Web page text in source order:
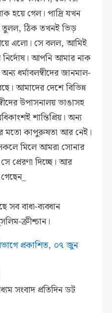
হয়ে গেল। পাদ্রি যখন
তুলল, ঠিক তখনই ভিড়
এলো। সে বলল, আমিই
আপনি আমার নাক
ধর্মাবলম্বীদের জানমাল-
আমাদের দেশে বিভিন্ন
উপাসনালয় ভাঙাসহ
শান্তিপ্রিয়। অন্য
মতো কাপুরুষতা আর নেই।
সকলে মিলে আমরা সোনার
প্রেরণা দিচ্ছে। আর
সব বাধা-ব্যবধান
ক্রীশ্চান।
প্রকাশিত, ০৭ জুন
সংবাদ প্রতিদিন ডট